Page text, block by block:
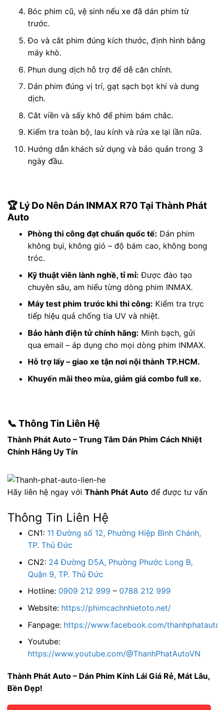
Bóc phim cũ, vệ sinh nếu xe đã dán phim từ
trước.
Đo và cắt phim đúng kích thước, định hình bằng
máy khò.
Phun dung dịch hỗ trợ để dễ căn chỉnh.
Dán phim đúng vị trí, gạt sạch bọt khí và dung
dịch.
Cắt viền và sấy khô để phim bám chắc.
Kiểm tra toàn bộ, lau kính và rửa xe lại lần nữa.
Hướng dẫn khách sử dụng và bảo quản trong 3
ngày đầu.
🏆 Lý Do Nên Dán INMAX R70 Tại Thành Phát
Auto
Phòng thi công đạt chuẩn quốc tế: Dán phim
không bụi, không gió – độ bám cao, không bong
tróc.
Kỹ thuật viên lành nghề, tỉ mỉ: Được đào tạo
chuyên sâu, am hiểu từng dòng phim INMAX.
Máy test phim trước khi thi công: Kiểm tra trực
tiếp hiệu quả chống tia UV và nhiệt.
Bảo hành điện tử chính hãng: Minh bạch, gửi
qua email – áp dụng cho mọi dòng phim INMAX.
Hỗ trợ lấy – giao xe tận nơi nội thành TP.HCM.
Khuyến mãi theo mùa, giảm giá combo full xe.
📞 Thông Tin Liên Hệ
Thành Phát Auto – Trung Tâm Dán Phim Cách Nhiệt
Chính Hãng Uy Tín
Hãy liên hệ ngay với Thành Phát Auto để được tư vấn
Thông Tin Liên Hệ
CN1: 11 Đường số 12, Phường Hiệp Bình Chánh,
TP. Thủ Đức
CN2: 24 Đường D5A, Phường Phước Long B,
Quận 9, TP. Thủ Đức
Hotline: 0909 212 999 – 0788 212 999
Website: https://phimcachnhietoto.net/
Fanpage: https://www.facebook.com/
Youtube:
https://www.youtube.com/@ThanhPhatAutoVN
Thành Phát Auto – Dán Phim Kính Lái Giá Rẻ, Mát Lâu,
Bền Đẹp!